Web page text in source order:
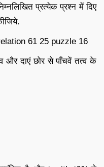
प्रत्येक प्रश्न में दिए
61 25 puzzle 16
और दाएं छोर से पाँचवें तत्व के